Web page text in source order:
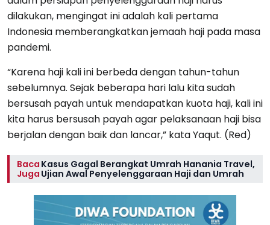
dilakukan, mengingat ini adalah kali pertama
Indonesia memberangkatkan jemaah haji pada masa
pandemi.
“Karena haji kali ini berbeda dengan tahun-tahun
sebelumnya. Sejak beberapa hari lalu kita sudah
bersusah payah untuk mendapatkan kuota haji, kali ini
kita harus bersusah payah agar pelaksanaan haji bisa
berjalan dengan baik dan lancar,” kata Yaqut. (Red)
Baca
Juga
Kasus Gagal Berangkat Umrah Hanania Travel,
Ujian Awal Penyelenggaraan Haji dan Umrah